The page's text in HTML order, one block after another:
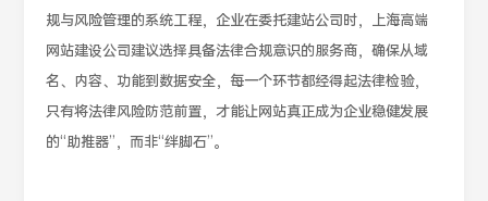
规与风险管理的系统工程，企业在委托建站公司时，上海高端
网站建设公司建议选择具备法律合规意识的服务商，确保从域
名、内容、功能到数据安全，每一个环节都经得起法律检验，
只有将法律风险防范前置，才能让网站真正成为企业稳健发展
的“助推器”，而非“绊脚石”。